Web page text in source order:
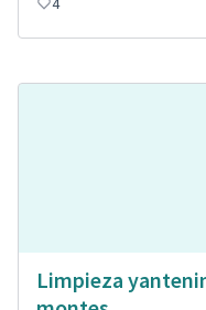
Limpieza